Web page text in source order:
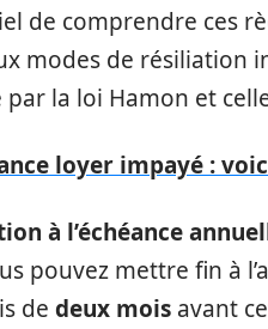
de comprendre ces
modes de résiliation
par la loi Hamon et
loyer impayé :
à l’échéance
pouvez mettre fin à
de deux mois avant